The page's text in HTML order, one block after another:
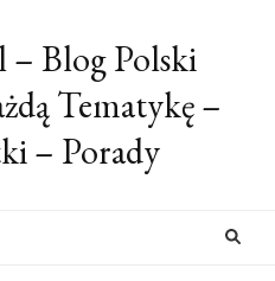
– Blog Polski
Tematykę –
– Porady